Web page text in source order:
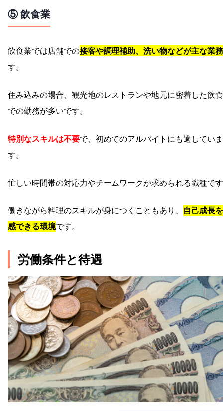
⑤ 飲食業
飲食業では店舗での接客や調理補助、洗い物などが主な業務
す。
住み込みの場合、観光地のレストランや地元に密着した飲
での勤務が多いです。
特別なスキルは不要で、初めてのアルバイトにも適していま
す。
忙しい時間帯の対応力やチームワークが求められる職種で
働きながら料理のスキルが身につくこともあり、 自己成長
感できる環境です。
労働条件と待遇